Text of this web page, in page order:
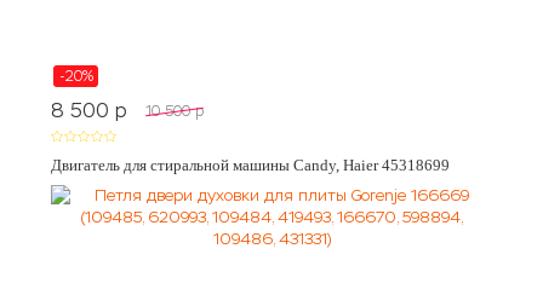
-20%
8 500 p 10 500 p
Двигатель для стиральной машины Candy, Haier 45318699